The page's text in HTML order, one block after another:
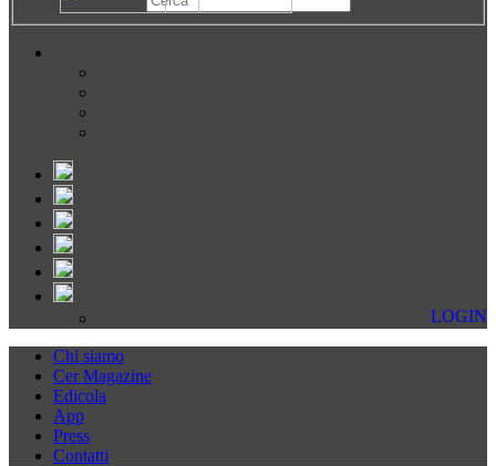
LOGIN
Chi siamo
Cer Magazine
Edicola
App
Press
Contatti